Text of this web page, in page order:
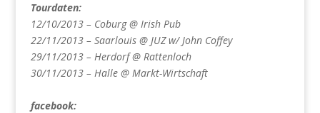
Tourdaten:
12/10/2013 – Coburg @ Irish Pub
22/11/2013 – Saarlouis @ JUZ w/ John Coffey
29/11/2013 – Herdorf @ Rattenloch
30/11/2013 – Halle @ Markt-Wirtschaft
facebook: